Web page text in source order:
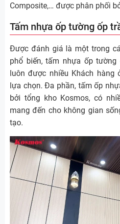
Composite,… được phân phối
Tấm nhựa ốp tường ốp
Được đánh giá là một trong
phổ biến, tấm nhựa ốp
luôn được nhiều Khách hàng
lựa chọn. Đa phần, tấm ốp
bởi tổng kho Kosmos, có
mang đến cho không gian
tạo.